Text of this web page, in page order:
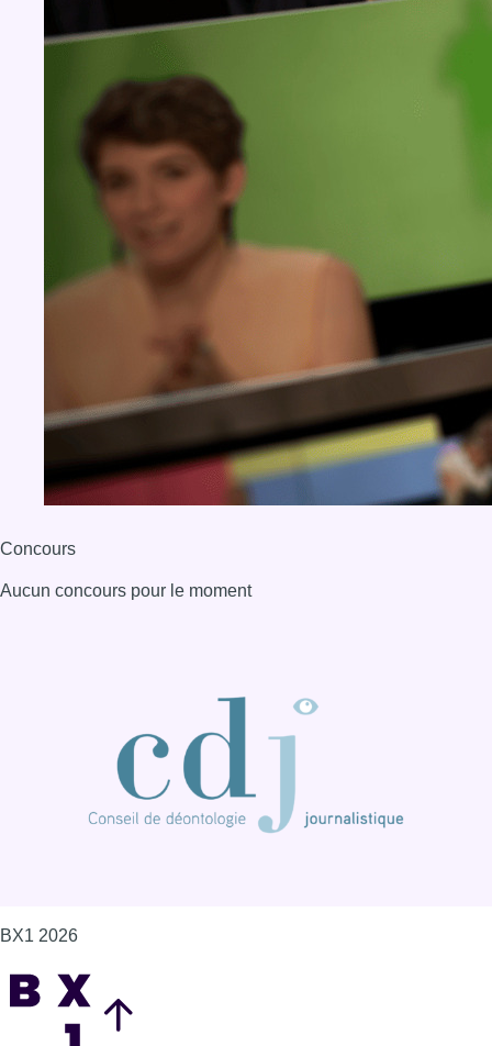
Concours
Aucun concours pour le moment
BX1 2026